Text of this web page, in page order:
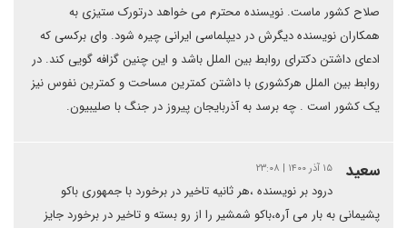
صلاح کشور ماست. نویسنده محترم می خواهد درتورک ستیزی به
همکاران نویسنده دیگرش در دیپلماسی ایرانی چیره شود. وای برکسی که
ادعای داشتن دکترای روابط بین الملل باشد و این چنین گزافه گویی کند. در
روابط بین الملل هرکشوری با داشتن کمترین مساحت و کمترین نفوس نیز
یک کشور است . چه برسد به آذربایجان پیروز در جنگ با صلیبیون.
سعید ۱۵ آذر ۱۴۰۰ | ۲۳:۰۸
درود بر نویسنده ،هر ثانیه تاخیر در برخورد با جمهوری باکو
پشیمانی به بار می آره،باکو شمشیر را از رو بسته و تاخیر در برخورد جایز